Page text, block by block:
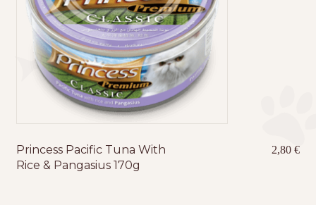
Princess Pacific Tuna With
Rice & Pangasius 170g
2,80€